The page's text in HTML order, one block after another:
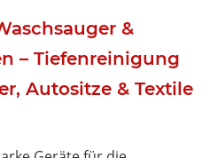
&
– Tiefenreinigung
Autositze & Textile